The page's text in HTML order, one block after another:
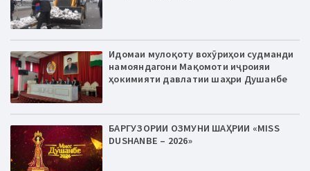
Идомаи мулоқоту вохӯриҳои судманди
намояндагони Мақомоти иҷроияи
ҳокимияти давлатии шаҳри Душанбе
БАРГУЗОРИИ ОЗМУНИ ШАҲРИИ «MISS
DUSHANBE – 2026»